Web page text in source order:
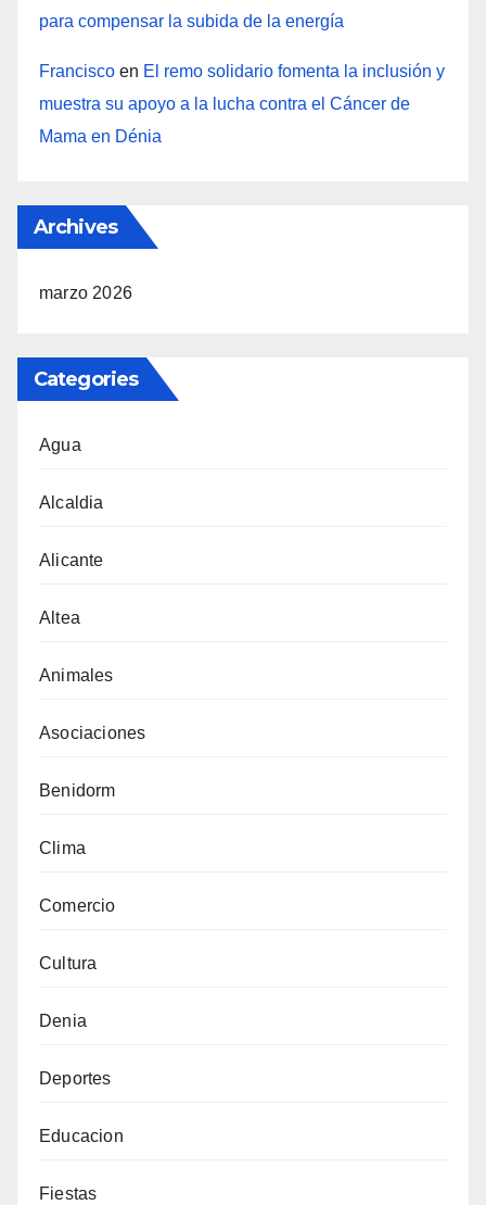
para compensar la subida de la energía
Francisco en El remo solidario fomenta la inclusión y
muestra su apoyo a la lucha contra el Cáncer de
Mama en Dénia
Archives
marzo 2026
Categories
Agua
Alcaldia
Alicante
Altea
Animales
Asociaciones
Benidorm
Clima
Comercio
Cultura
Denia
Deportes
Educacion
Fiestas